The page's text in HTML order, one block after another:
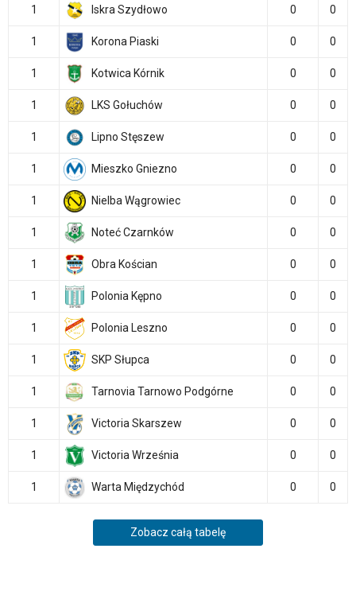
1 Iskra Szydłowo 0 0
1 Korona Piaski 0 0
1 Kotwica Kórnik 0 0
1 LKS Gołuchów 0 0
1 Lipno Stęszew 0 0
1 Mieszko Gniezno 0 0
1 Nielba Wągrowiec 0 0
1 Noteć Czarnków 0 0
1 Obra Kościan 0 0
1 Polonia Kępno 0 0
1 Polonia Leszno 0 0
1 SKP Słupca 0 0
1 Tarnovia Tarnowo Podgórne 0 0
1 Victoria Skarszew 0 0
1 Victoria Września 0 0
1 Warta Międzychód 0 0
Zobacz całą tabelę